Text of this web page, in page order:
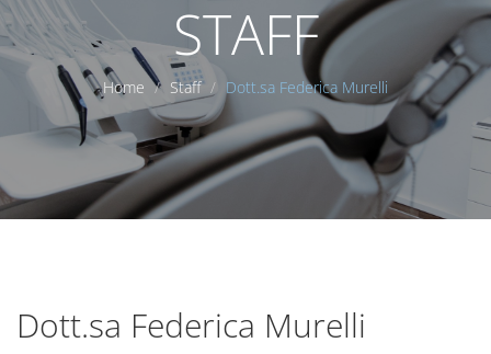
STAFF
Home Staff Dott.sa Federica Murelli
Dott.sa Federica Murelli